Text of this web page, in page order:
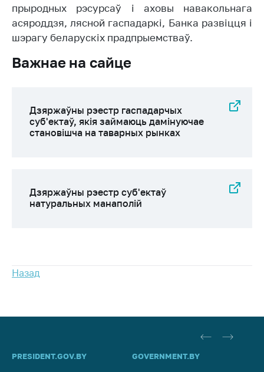
Гарачая лінія
Электронныя
звароты
Паведаміць аб
Паведаміць аб
росце кошту на
лекі і
Адрас і рэжым
Гарачая лінія
прыродных рэсурсаў і аховы навакольнага
асяроддзя, лясной гаспадаркі, Банка развіцця і
шэрагу беларускіх прадпрыемстваў.
Важнае на сайце
Дзяржаўны рэестр гаспадарчых
суб'ектаў, якія займаюць дамінуючае
становішча на таварных рынках
Дзяржаўны рэестр суб'eктаў
натуральных манаполій
Назад
PRESIDENT.GOV.BY GOVERNMENT.BY